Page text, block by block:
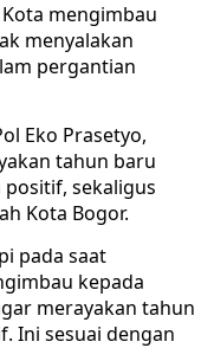
mengimbau
menyalakan
pergantian
Eko Prasetyo,
tahun baru
sekaligus
Kota Bogor.
pada saat
kepada
merayakan tahun
Ini sesuai dengan